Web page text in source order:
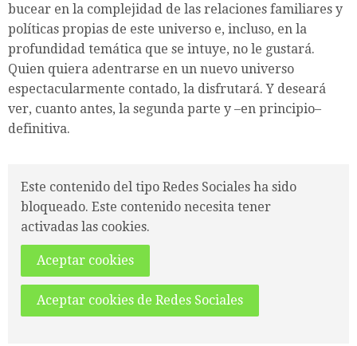
bucear en la complejidad de las relaciones familiares y
políticas propias de este universo e, incluso, en la
profundidad temática que se intuye, no le gustará.
Quien quiera adentrarse en un nuevo universo
espectacularmente contado, la disfrutará. Y deseará
ver, cuanto antes, la segunda parte y –en principio–
definitiva.
Este contenido del tipo Redes Sociales ha sido
bloqueado. Este contenido necesita tener
activadas las cookies.
Aceptar cookies
Aceptar cookies de Redes Sociales